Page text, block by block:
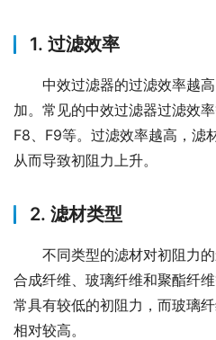
1. 过滤效率
中效过滤器的过滤效率越
加。常见的中效过滤器过滤效
F8、F9等。过滤效率越高，滤
从而导致初阻力上升。
2. 滤材类型
不同类型的滤材对初阻力
合成纤维、玻璃纤维和聚酯纤
常具有较低的初阻力，而玻璃
相对较高。